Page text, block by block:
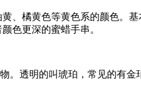
、橘黄色等黄色系的颜色。
色更深的蜜蜡手串。
透明的叫琥珀，常见的有